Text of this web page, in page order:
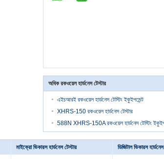
অধিক রকওয়েল হার্ডনেস টেস্টার
এইচআরই রকওয়েল হার্ডনেস টেস্টিং ইকুইপমেন্ট
XHRS-150 রকওয়েল হার্ডনেস টেস্টার
588N XHRS-150A রকওয়েল হার্ডনেস টেস্টিং
মাইক্রো ভিকারস হার্ডনেস টেস্টার ডিজিটাল ভিকারস